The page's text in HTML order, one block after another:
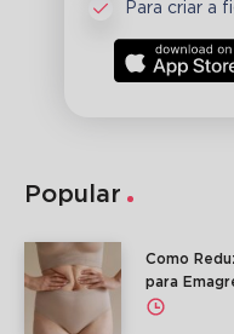
Para criar a
Popular
Como
para